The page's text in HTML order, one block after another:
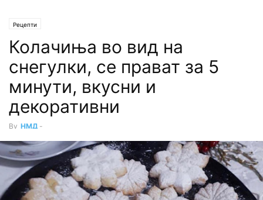
Рецепти
Колачиња во вид на
снегулки, се прават за 5
минути, вкусни и
декоративни
By НМД -